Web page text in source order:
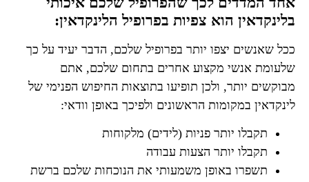
בלינקדאין הוא צפיות בפרופיל הלינקדאין:
ככל שאנשים יצפו יותר בפרופיל שלכם, הדבר יעיד על כך
שלעומת אנשי מקצוע אחרים בתחום שלכם, אתם
מבוקשים יותר, ולכן תופיעו בתוצאות החיפוש הפנימי של
לינקדאין במקומות הראשונים ולפיכך באופן וודאי:
תקבלו יותר פניות (לידים) מלקוחות
תקבלו יותר הצעות עבודה
תשפרו באופן משמעותי את הנוכחות שלכם ברשת